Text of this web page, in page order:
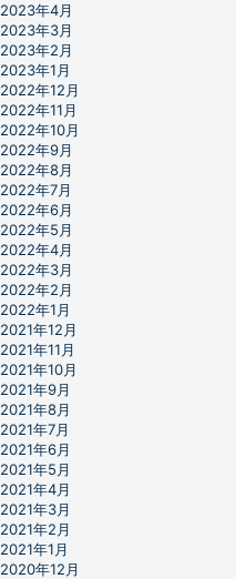
2023年4月
2023年3月
2023年2月
2023年1月
2022年12月
2022年11月
2022年10月
2022年9月
2022年8月
2022年7月
2022年6月
2022年5月
2022年4月
2022年3月
2022年2月
2022年1月
2021年12月
2021年11月
2021年10月
2021年9月
2021年8月
2021年7月
2021年6月
2021年5月
2021年4月
2021年3月
2021年2月
2021年1月
2020年12月